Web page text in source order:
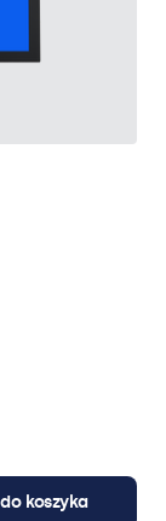
koszyka